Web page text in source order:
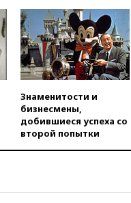
РФ
Знаменитости и
бизнесмены,
добившиеся успеха со
второй попытки